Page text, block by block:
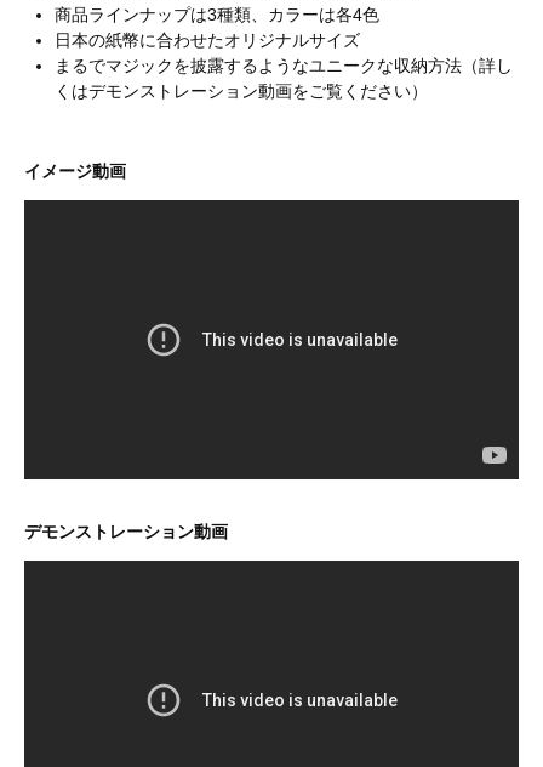
商品ラインナップは3種類、カラーは各4色
日本の紙幣に合わせたオリジナルサイズ
まるでマジックを披露するようなユニークな収納方法（詳し
くはデモンストレーション動画をご覧ください）
イメージ動画
デモンストレーション動画